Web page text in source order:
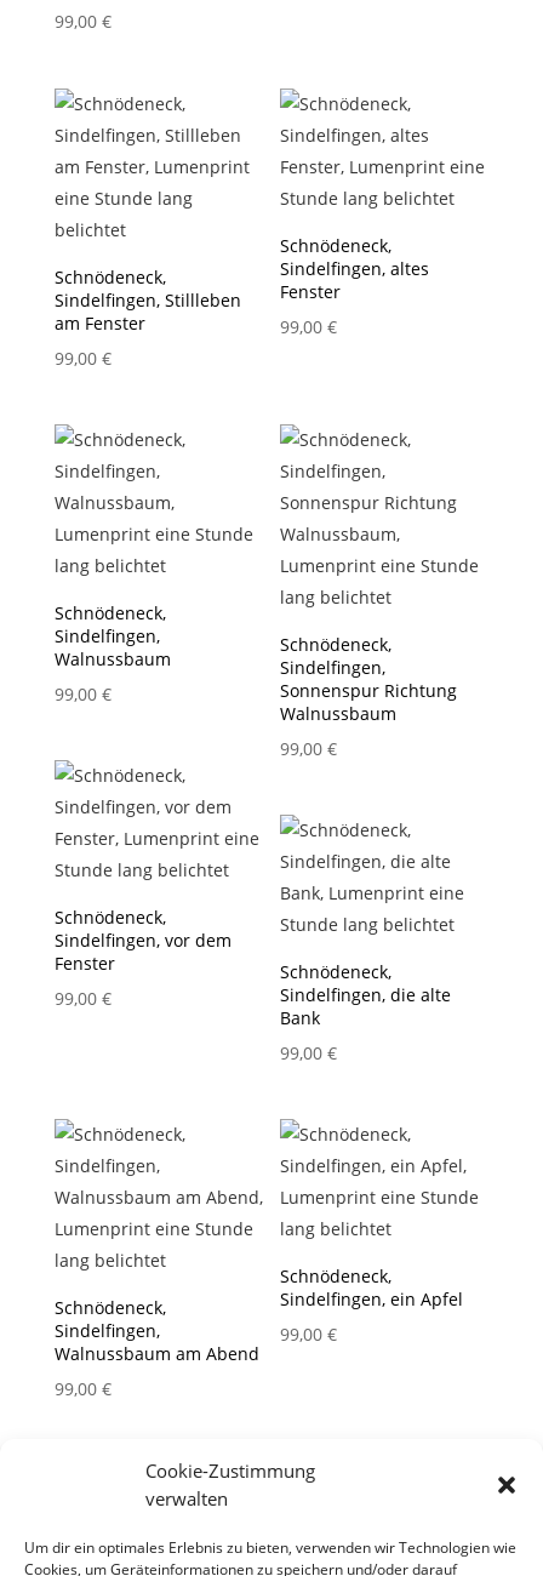
Cookie-Zustimmung
verwalten
Um dir ein optimales Erlebnis zu bieten, verwenden wir Technologien wie
Cookies, um Geräteinformationen zu speichern und/oder darauf
99,00 €
Schnödeneck,
Sindelfingen, Stillleben
am Fenster
99,00 €
Schnödeneck,
Sindelfingen, altes
Fenster
99,00€
Schnödeneck,
Sindelfingen,
Walnussbaum
99,00 €
Schnödeneck,
Sindelfingen,
Sonnenspur Richtung
Walnussbaum
99,00€
Schnödeneck,
Sindelfingen, vor dem
Fenster
99,00 €
Schnödeneck,
Sindelfingen, die alte
Bank
99,00€
Schnödeneck,
Sindelfingen,
Walnussbaum am Abend
99,00 €
Schnödeneck,
Sindelfingen, ein Apfel
99,00€